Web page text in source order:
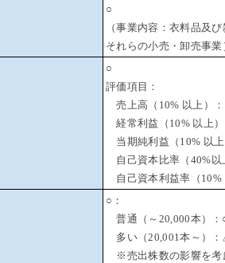
○
（事業内容：衣料品及
それらの小売・卸売事業
○
評価項目：
売上高（10% 以上）
経常利益（10% 以上
当期純利益（10% 以
自己資本比率（40%
自己資本利益率（10%
○：
普通（～20,000本）
多い（20,001本～）
※売出株数の影響を考